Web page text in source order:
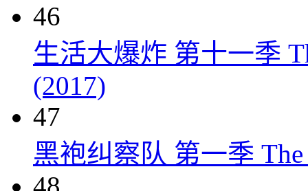
46
生活大爆炸 第十一季
(2017)
47
黑袍纠察队 第一季 The